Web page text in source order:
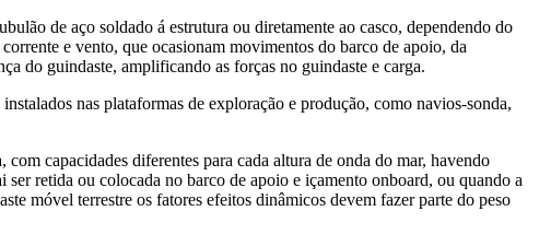
de aço soldado á estrutura ou diretamente ao casco, dependendo do
e vento, que ocasionam movimentos do barco de apoio, da
do guindaste, amplificando as forças no guindaste e carga.
nas plataformas de exploração e produção, como navios-sonda,
capacidades diferentes para cada altura de onda do mar, havendo
retida ou colocada no barco de apoio e içamento onboard, ou quando a
móvel terrestre os fatores efeitos dinâmicos devem fazer parte do peso